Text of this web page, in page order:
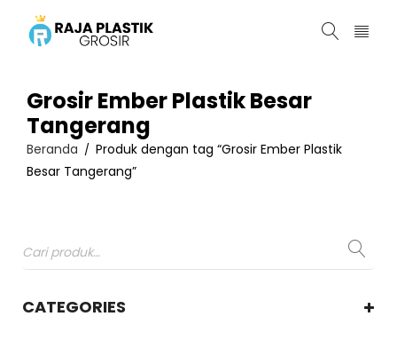
Grosir Ember Plastik Besar
Tangerang
Beranda / Produk dengan tag “Grosir Ember Plastik
Besar Tangerang”
CATEGORIES